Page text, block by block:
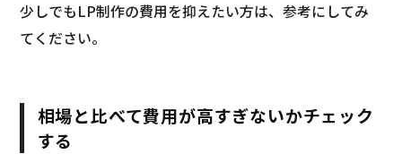
少しでもLP制作の費用を抑えたい方は、参考にしてみ
てください。
相場と比べて費用が高すぎないかチェック
する